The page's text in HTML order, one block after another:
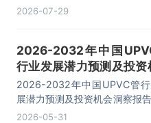
主要包括细分行业概况、重点企
2026-07-29
2026-2032年中国
行业发展潜力预测及投资
洞察报告
2026-2032年中国UPVC管
展潜力预测及投资机会洞察报
要包括行业产业链分析、生产厂
2026-05-31